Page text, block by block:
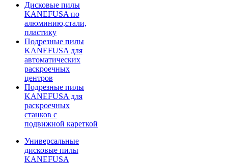
Дисковые пилы
KANEFUSA по
алюминию,стали,
пластику
Подрезные пилы
KANEFUSA для
автоматических
раскроечных
центров
Подрезные пилы
KANEFUSA для
раскроечных
станков с
подвижной кареткой
Универсальные
дисковые пилы
KANEFUSA